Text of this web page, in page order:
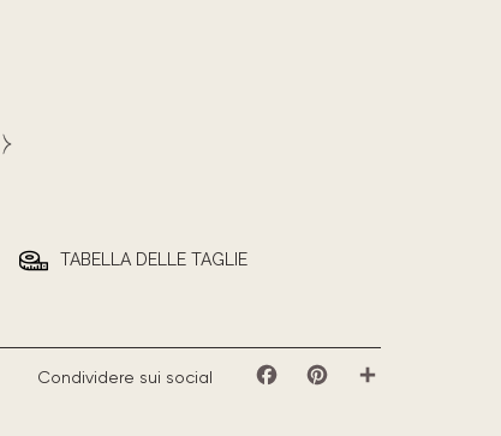
TABELLA DELLE TAGLIE
Condividere sui social